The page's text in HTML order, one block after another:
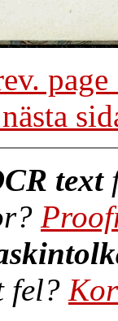
text
fel?